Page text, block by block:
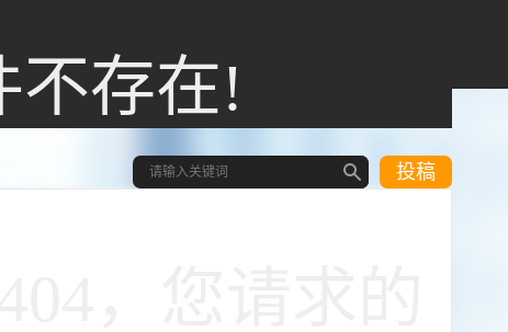
不存在!
投稿